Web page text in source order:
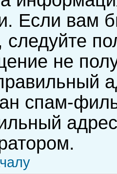
Если вам
не
спам-